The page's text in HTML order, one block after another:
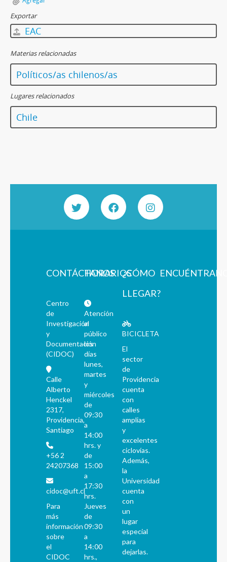
Exportar
EAC
Materias relacionadas
Políticos/as chilenos/as
Lugares relacionados
Chile
CONTÁCTANOS
Centro
de
Investigación
y
Documentación
(CIDOC)
Calle
Alberto
Henckel
2317,
Providencia,
Santiago
+56 2
24207368
cidoc@uft.cl
Para
más
información
sobre
el
CIDOC
HORARIOS
Atención
al
público
los
días
lunes,
martes
y
miércoles
de
09:30
a
14:00
hrs. y
de
15:00
a
17:30
hrs.
Jueves
de
09:30
a
14:00
hrs.,
¿CÓMO
LLEGAR?
BICICLETA
El
sector
de
Providencia
cuenta
con
calles
amplias
y
excelentes
ciclovías.
Además,
la
Universidad
cuenta
con
un
lugar
especial
para
dejarlas.